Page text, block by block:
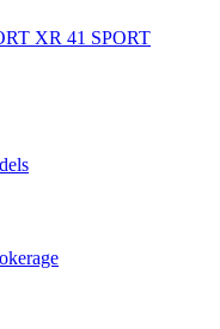
XR 41 SPORT